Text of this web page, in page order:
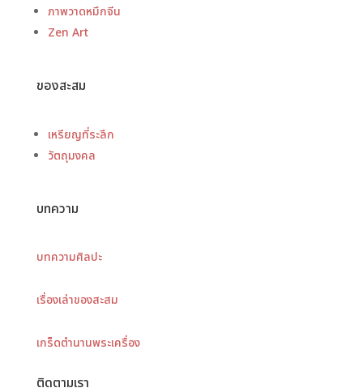
ภาพวาดหมึกจีน
Zen Art
ของสะสม
เหรียญที่ระลึก
วัตถุมงคล
บทความ
บทความศิลปะ
เรื่องเล่าของสะสม
เกร็ดตำนานพระเครื่อง
ติดตามเรา